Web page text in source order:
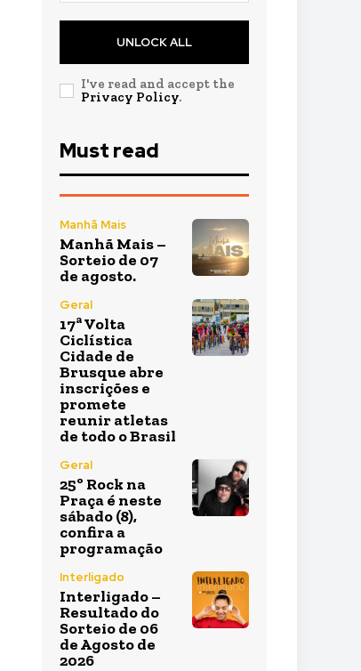
UNLOCK ALL
I've read and accept the
Privacy Policy.
Must read
Manhã Mais
Manhã Mais –
Sorteio de 07
de agosto.
Geral
17ª Volta
Ciclística
Cidade de
Brusque abre
inscrições e
promete
reunir atletas
de todo o Brasil
Geral
25º Rock na
Praça é neste
sábado (8),
confira a
programação
Interligado
Interligado –
Resultado do
Sorteio de 06
de Agosto de
2026